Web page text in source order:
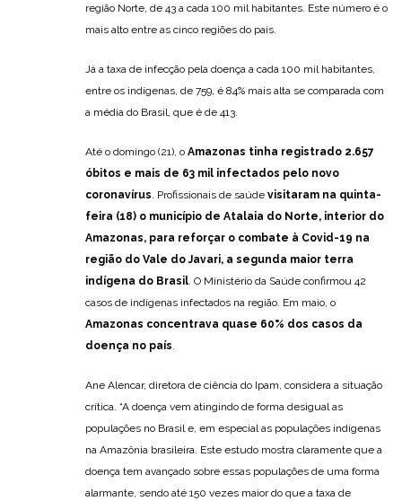
região Norte, de 43 a cada 100 mil habitantes. Este número é o
mais alto entre as cinco regiões do país.
Já a taxa de infecção pela doença a cada 100 mil habitantes,
entre os indígenas, de 759, é 84% mais alta se comparada com
a média do Brasil, que é de 413.
Até o domingo (21), o Amazonas tinha registrado 2.657
óbitos e mais de 63 mil infectados pelo novo
coronavírus . Profissionais de saúde visitaram na quinta-
feira (18) o município de Atalaia do Norte, interior do
Amazonas, para reforçar o combate à Covid-19 na
região do Vale do Javari, a segunda maior terra
indígena do Brasil . O Ministério da Saúde confirmou 42
casos de indígenas infectados na região. Em maio, o
Amazonas concentrava quase 60% dos casos da
doença no país
Ane Alencar, diretora de ciência do Ipam, considera a situação
crítica. “A doença vem atingindo de forma desigual as
populações no Brasil e, em especial as populações indígenas
na Amazônia brasileira. Este estudo mostra claramente que a
doença tem avançado sobre essas populações de uma forma
alarmante, sendo até 150 vezes maior do que a taxa de